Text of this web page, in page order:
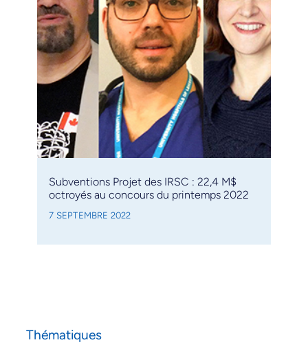
Subventions Projet des IRSC : 22,4 M$
octroyés au concours du printemps 2022
7 SEPTEMBRE 2022
Thématiques